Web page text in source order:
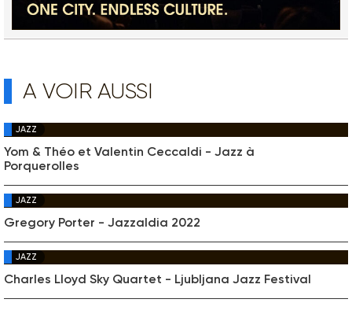
A VOIR AUSSI
JAZZ
Yom & Théo et Valentin Ceccaldi - Jazz à
Porquerolles
JAZZ
Gregory Porter - Jazzaldia 2022
JAZZ
Charles Lloyd Sky Quartet - Ljubljana Jazz Festival